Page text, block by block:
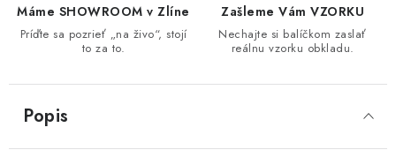
Máme SHOWROOM v Zlíne
Príďte sa pozrieť „na živo“, stojí
to za to.
Zašleme Vám VZORKU
Nechajte si balíčkom zaslať
reálnu vzorku obkladu.
Popis